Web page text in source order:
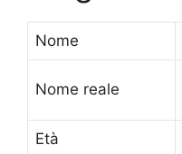
Nome
Nome reale
Età